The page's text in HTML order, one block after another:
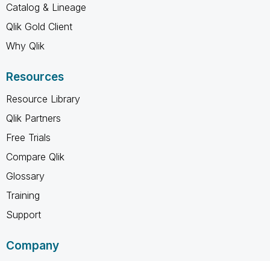
Catalog & Lineage
Qlik Gold Client
Why Qlik
Resources
Resource Library
Qlik Partners
Free Trials
Compare Qlik
Glossary
Training
Support
Company